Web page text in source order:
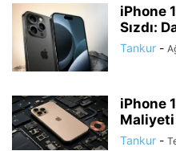
iPhone
Sızdı:
Tankur -
iPhone
Tankur -